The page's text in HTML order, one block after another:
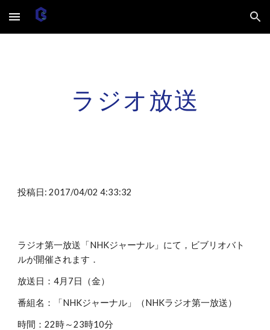
Skip to main content Skip to navigation
ラジオ放送
投稿日: 2017/04/02 4:33:32
ラジオ第一放送「NHKジャーナル」にて，ビブリオバト
ルが開催されます．
放送日：4月7日（金）
番組名：「NHKジャーナル」（NHKラジオ第一放送）
時間：22時～23時10分